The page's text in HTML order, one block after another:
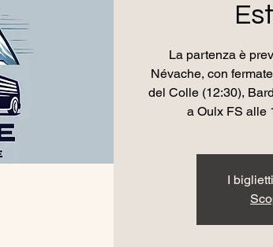
La partenza è
Névache, con
del Colle (12:30),
a Oulx FS alle
I